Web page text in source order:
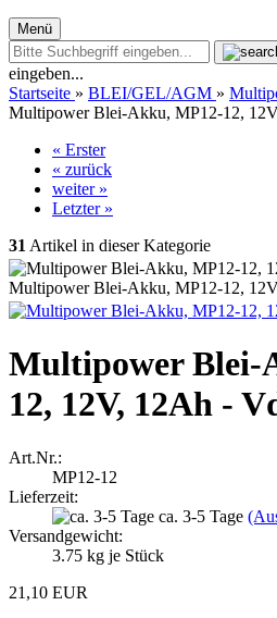
Menü
eingeben...
Startseite » BLEI/GEL/AGM »
Multipower Blei-Akku, MP12-12,
« Erster
« zurück
weiter »
Letzter »
31 Artikel in dieser Kategorie
Multipower Blei-Akku, MP12-12,
Multipower Blei-
12, 12V, 12Ah -
Art.Nr.:
MP12-12
Lieferzeit:
ca. 3-5 Tage
Versandgewicht:
3.75 kg je Stück
21,10 EUR